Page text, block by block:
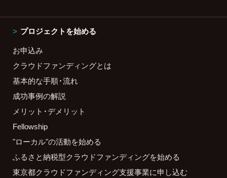
プロジェクトを始める
お申込み
クラウドファンディングとは
基本的な手順・流れ
成功事例の解説
メリット・デメリット
Fellowship
"ローカル"の活動を始める
ふるさと納税型クラウドファンディングを始める
東京都クラウドファンディング支援事業に申し込む